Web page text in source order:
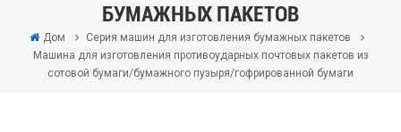
БУМАЖНЫХ ПАКЕТОВ
Дом
Серия машин для изготовления бумажных пакетов
Машина для изготовления противоударных почтовых пакетов из
сотовой бумаги/бумажного пузыря/гофрированной бумаги